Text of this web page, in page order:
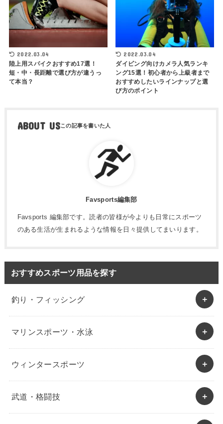
2022.03.04
陸上用スパイクおすすめ17選！
短・中・長距離で選び方が違うっ
て本当？
2022.03.04
ダイビング向けカメラ人気ランキ
ング15選！初心者から上級者まで
おすすめしたいラインナップと選
び方のポイント
ABOUT US
Favsports編集部
Favsports 編集部です。読者の皆様が今よりも日常にスポーツ
のある生活が生まれるような情報を日々提供してまいります。
おすすめスポーツ用品を探す
釣り・フィッシング
マリンスポーツ・水泳
ウィンタースポーツ
武道・格闘技